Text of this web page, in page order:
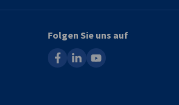
Folgen Sie uns auf
facebooklinkedinyoutube